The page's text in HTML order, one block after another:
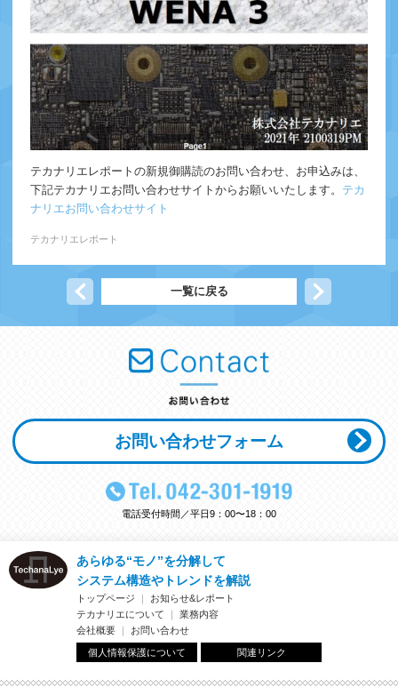
テカナリエレポートの新規御購読のお問い合わせ、お申込みは、
下記テカナリエお問い合わせサイトからお願いいたします。 テカ
ナリエお問い合わせサイト
テカナリエレポート
一覧に戻る
お問い合わせフォーム
電話受付時間／平日9：00〜18：00
あらゆる“モノ”を分解して
システム構造やトレンドを解説
トップページ
お知らせ&レポート
テカナリエについて
業務内容
会社概要
お問い合わせ
個人情報保護について 関連リンク